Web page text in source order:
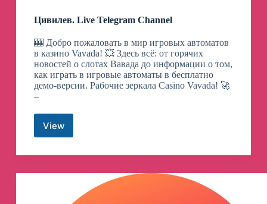
Цивилев. Live Telegram Channel
🎰 Добро пожаловать в мир игровых автоматов
в казино Vavada! 💥 Здесь всё: от горячих
новостей о слотах Вавада до информации о том,
как играть в игровые автоматы в бесплатно
демо-версии. Рабочие зеркала Casino Vavada! 🚀
–
ViewЦивилев.
Telegram